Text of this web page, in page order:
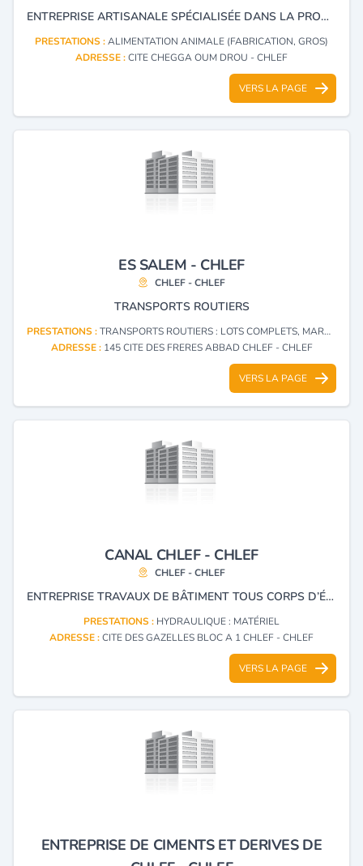
ENTREPRISE ARTISANALE SPÉCIALISÉE DANS LA PRODUCTION D'ALIMENTS POUR BÉTAIL, AINSI QUE DANS L'IMPORTATION ET LA GÉNÉTIQUE BOVINE.
PRESTATIONS :ALIMENTATION ANIMALE (FABRICATION, GROS)
ADRESSE :CITE CHEGGA OUM DROU - CHLEF
VERS LA PAGE
ES SALEM - CHLEF
CHLEF - CHLEF
TRANSPORTS ROUTIERS
PRESTATIONS :TRANSPORTS ROUTIERS : LOTS COMPLETS, MARCHANDISES DIVERSES
ADRESSE : 145 CITE DES FRERES ABBAD CHLEF - CHLEF
VERS LA PAGE
CANAL CHLEF - CHLEF
CHLEF - CHLEF
ENTREPRISE TRAVAUX DE BÂTIMENT TOUS CORPS D’ÉTAT.
PRESTATIONS : HYDRAULIQUE : MATÉRIEL
ADRESSE :CITE DES GAZELLES BLOC A 1 CHLEF - CHLEF
VERS LA PAGE
ENTREPRISE DE CIMENTS ET DERIVES DE